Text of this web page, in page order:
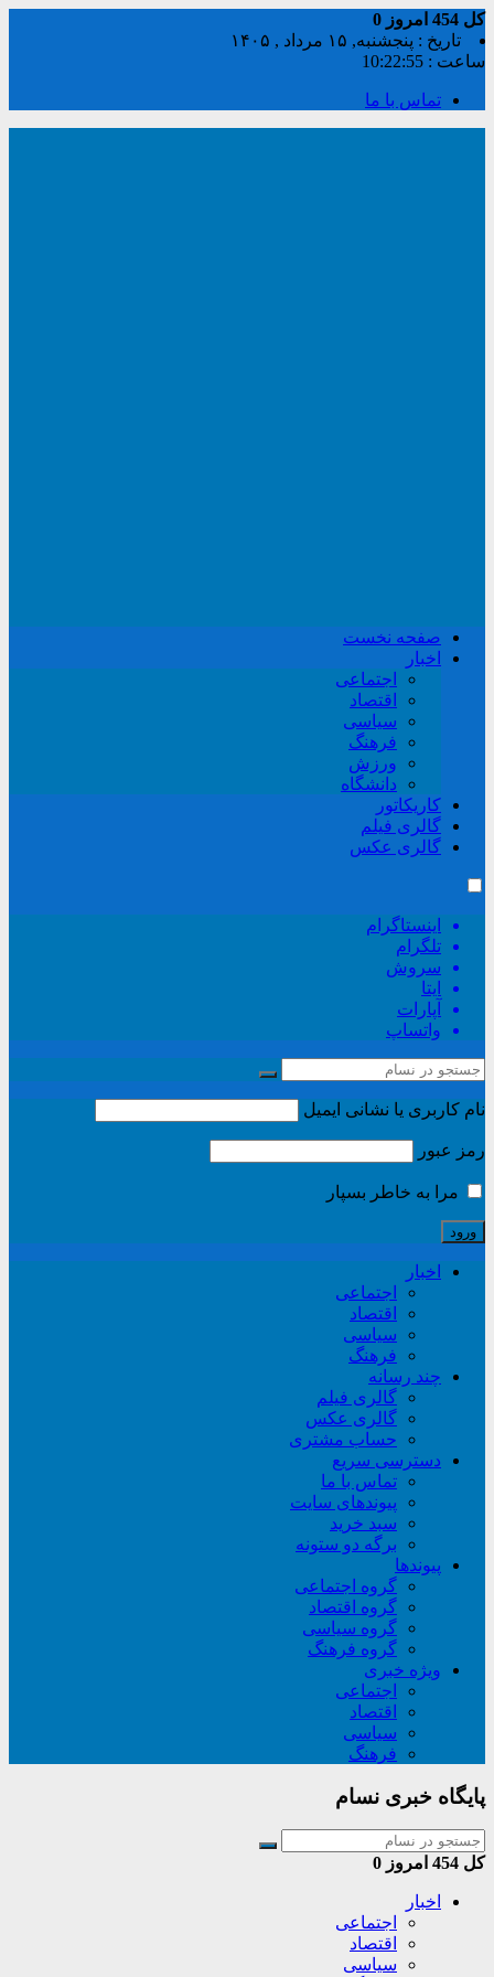
کل امروز 0
تاریخ : پنجشنبه, ۱۵ مرداد , ۱۴۰۵
ساعت : 10:22:56
تماس با ما
صفحه نخست
اخبار
اجتماعی
اقتصاد
سیاسی
فرهنگ
ورزش
دانشگاه
کاریکاتور
گالری فیلم
گالری عکس
اینستاگرام
تلگرام
سروش
ایتا
آپارات
واتساپ
نام کاربری یا نشانی ایمیل
رمز عبور
مرا به خاطر بسپار
اخبار
اجتماعی
اقتصاد
سیاسی
فرهنگ
چند رسانه
گالری فیلم
گالری عکس
حساب مشتری
دسترسی سریع
تماس با ما
پیوندهای سایت
سبد خريد
برگه دو ستونه
پیوندها
گروه اجتماعی
گروه اقتصاد
گروه سیاسی
گروه فرهنگ
ویژه خبری
اجتماعی
اقتصاد
سیاسی
فرهنگ
پایگاه خبری نسام
کل امروز 0
اخبار
اجتماعی
اقتصاد
سیاسی